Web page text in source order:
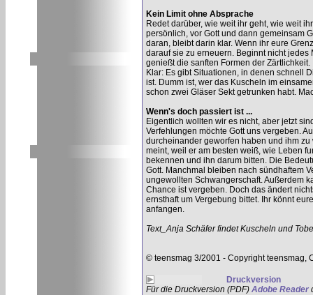
Kein Limit ohne Absprache
Redet darüber, wie weit ihr geht, wie weit
persönlich, vor Gott und dann gemeinsam
daran, bleibt darin klar. Wenn ihr eure
darauf sie zu erneuern. Beginnt nicht
genießt die sanften Formen der Zärtlichkeit.
Klar: Es gibt Situationen, in denen schnell
ist. Dumm ist, wer das Kuscheln im
schon zwei Gläser Sekt getrunken habt.
Wenn's doch passiert ist ...
Eigentlich wollten wir es nicht, aber jetzt
Verfehlungen möchte Gott uns vergeben.
durcheinander geworfen haben und ihm
meint, weil er am besten weiß, wie Leben
bekennen und ihn darum bitten. Die
Gott. Manchmal bleiben nach sündhaftem
ungewollten Schwangerschaft. Außerdem
Chance ist vergeben. Doch das ändert
ernsthaft um Vergebung bittet. Ihr könnt
anfangen.
Text_Anja Schäfer findet Kuscheln und
© teensmag 3/2001 - Copyright teensmag,
Druckversion
Für die Druckversion (PDF) Adobe Reader